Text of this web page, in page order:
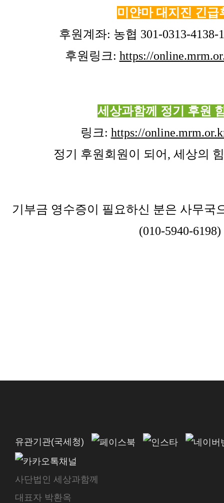
미얀마 대지진 긴급
후원계좌: 농협 301-0313-
후원링크: https://
세상과함께 정기 후원
링크: https://
정기 후원회원이 되어, 세상의
기부금 영수증이 필요하신 분은 사무국
(010-5940-6198)
유관기관(국세청)
사단법인 세상과함께
대표자 박환옥